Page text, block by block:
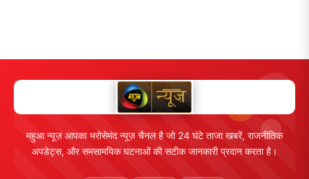
महुआ न्यूज़ आपका भरोसेमंद न्यूज़ चैनल है जो 24 घंटे ताजा खबरें, राजनीतिक
अपडेट्स, और समसामयिक घटनाओं की सटीक जानकारी प्रदान करता है।